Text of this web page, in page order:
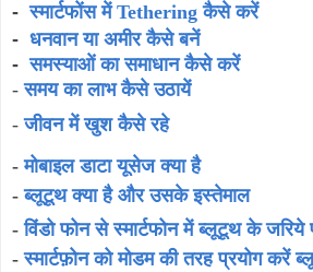
- स्मार्टफोंस में Tethering कैसे करें
- धनवान या अमीर कैसे बनें
- समस्याओं का समाधान कैसे करें
-समय का लाभ कैसे उठायें
-जीवन में खुश कैसे रहे
-मोबाइल डाटा यूसेज क्या है
-ब्लूटूथ क्या है और उसके इस्तेमाल
-विंडो फोन से स्मार्टफोन में ब्लूटूथ के
-स्मार्टफ़ोन को मोडम की तरह प्रयोग करें